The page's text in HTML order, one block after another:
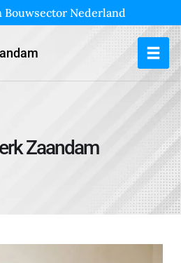
Bouwsector Nederland
Zaandam